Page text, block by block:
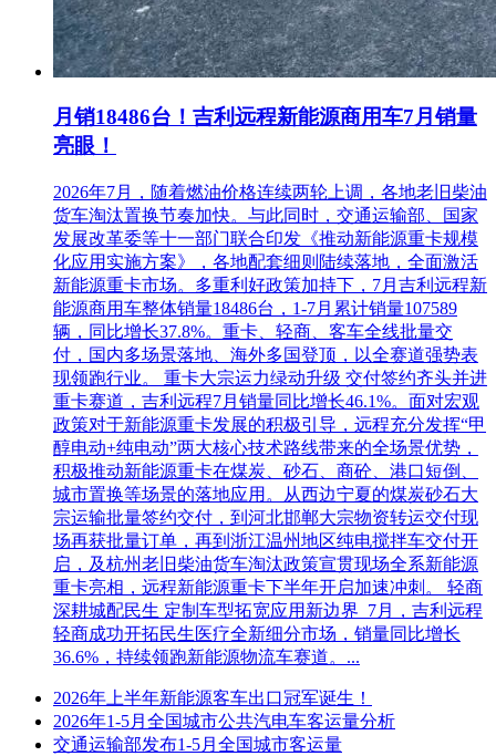
月销18486台！吉利远程新能源商用车7月销量
亮眼！
2026年7月，随着燃油价格连续两轮上调，各地老旧柴油
货车淘汰置换节奏加快。与此同时，交通运输部、国家
发展改革委等十一部门联合印发《推动新能源重卡规模
化应用实施方案》，各地配套细则陆续落地，全面激活
新能源重卡市场。多重利好政策加持下，7月吉利远程新
能源商用车整体销量18486台，1-7月累计销量107589
辆，同比增长37.8%。重卡、轻商、客车全线批量交
付，国内多场景落地、海外多国登顶，以全赛道强势表
现领跑行业。 重卡大宗运力绿动升级 交付签约齐头并进
重卡赛道，吉利远程7月销量同比增长46.1%。面对宏观
政策对于新能源重卡发展的积极引导，远程充分发挥“甲
醇电动+纯电动”两大核心技术路线带来的全场景优势，
积极推动新能源重卡在煤炭、砂石、商砼、港口短倒、
城市置换等场景的落地应用。从西边宁夏的煤炭砂石大
宗运输批量签约交付，到河北邯郸大宗物资转运交付现
场再获批量订单，再到浙江温州地区纯电搅拌车交付开
启，及杭州老旧柴油货车淘汰政策宣贯现场全系新能源
重卡亮相，远程新能源重卡下半年开启加速冲刺。 轻商
深耕城配民生 定制车型拓宽应用新边界 7月，吉利远程
轻商成功开拓民生医疗全新细分市场，销量同比增长
36.6%，持续领跑新能源物流车赛道。...
2026年上半年新能源客车出口冠军诞生！
2026年1-5月全国城市公共汽电车客运量分析
交通运输部发布1-5月全国城市客运量